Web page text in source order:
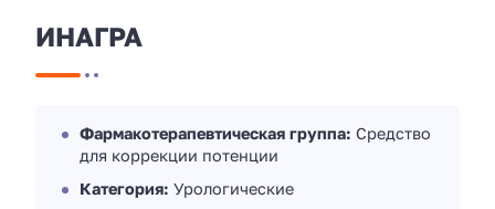
ИНАГРА
Фармакотерапевтическая группа: Средство
для коррекции потенции
Категория: Урологические